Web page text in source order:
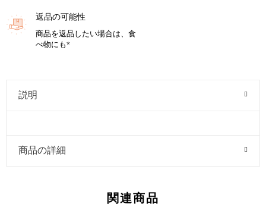
返品の可能性
商品を返品したい場合は、食
べ物にも*
説明
商品の詳細
関連商品